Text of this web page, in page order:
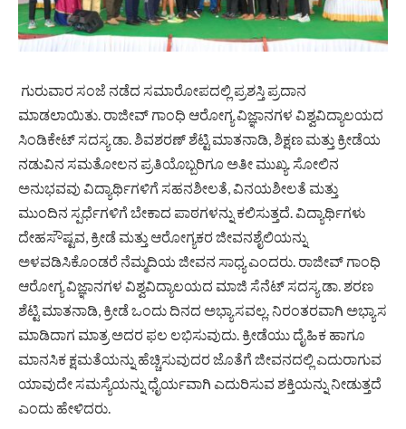
ಗುರುವಾರ ಸಂಜೆ ನಡೆದ ಸಮಾರೋಪದಲ್ಲಿ ಪ್ರಶಸ್ತಿ ಪ್ರದಾನ
ಮಾಡಲಾಯಿತು. ರಾಜೀವ್ ಗಾಂಧಿ ಆರೋಗ್ಯ ವಿಜ್ಞಾನಗಳ ವಿಶ್ವವಿದ್ಯಾಲಯದ
ಸಿಂಡಿಕೇಟ್ ಸದಸ್ಯ ಡಾ. ಶಿವಶರಣ್ ಶೆಟ್ಟಿ ಮಾತನಾಡಿ, ಶಿಕ್ಷಣ ಮತ್ತು ಕ್ರೀಡೆಯ
ನಡುವಿನ ಸಮತೋಲನ ಪ್ರತಿಯೊಬ್ಬರಿಗೂ ಅತೀ ಮುಖ್ಯ. ಸೋಲಿನ
ಅನುಭವವು ವಿದ್ಯಾರ್ಥಿಗಳಿಗೆ ಸಹನಶೀಲತೆ, ವಿನಯಶೀಲತೆ ಮತ್ತು
ಮುಂದಿನ ಸ್ಪರ್ಧೆಗಳಿಗೆ ಬೇಕಾದ ಪಾಠಗಳನ್ನು ಕಲಿಸುತ್ತದೆ. ವಿದ್ಯಾರ್ಥಿಗಳು
ದೇಹಸೌಷ್ಟವ, ಕ್ರೀಡೆ ಮತ್ತು ಆರೋಗ್ಯಕರ ಜೀವನಶೈಲಿಯನ್ನು
ಅಳವಡಿಸಿಕೊಂಡರೆ ನೆಮ್ಮದಿಯ ಜೀವನ ಸಾಧ್ಯ ಎಂದರು. ರಾಜೀವ್ ಗಾಂಧಿ
ಆರೋಗ್ಯ ವಿಜ್ಞಾನಗಳ ವಿಶ್ವವಿದ್ಯಾಲಯದ ಮಾಜಿ ಸೆನೆಟ್ ಸದಸ್ಯ ಡಾ. ಶರಣ
ಶೆಟ್ಟಿ ಮಾತನಾಡಿ, ಕ್ರೀಡೆ ಒಂದು ದಿನದ ಅಭ್ಯಾಸವಲ್ಲ. ನಿರಂತರವಾಗಿ ಅಭ್ಯಾಸ
ಮಾಡಿದಾಗ ಮಾತ್ರ ಅದರ ಫಲ ಲಭಿಸುವುದು. ಕ್ರೀಡೆಯು ದೈಹಿಕ ಹಾಗೂ
ಮಾನಸಿಕ ಕ್ಷಮತೆಯನ್ನು ಹೆಚ್ಚಿಸುವುದರ ಜೊತೆಗೆ ಜೀವನದಲ್ಲಿ ಎದುರಾಗುವ
ಯಾವುದೇ ಸಮಸ್ಯೆಯನ್ನು ಧೈರ್ಯವಾಗಿ ಎದುರಿಸುವ ಶಕ್ತಿಯನ್ನು ನೀಡುತ್ತದೆ
ಎಂದು ಹೇಳಿದರು.